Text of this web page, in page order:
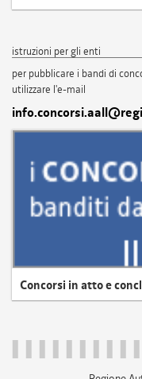
istruzioni per gli enti
per pubblicare i bandi di
utilizzare l'e-mail
Concorsi in atto e